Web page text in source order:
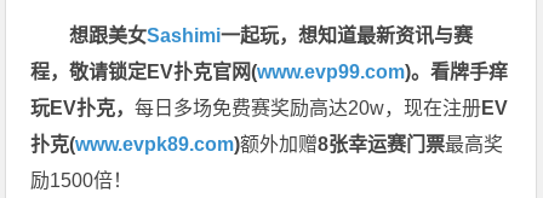
想跟美女Sashimi一起玩，想知道最新资讯与赛
程，敬请锁定EV扑克官网(www.evp99.com)。看牌手痒
玩EV扑克，每日多场免费赛奖励高达20w，现在注册EV
扑克(www.evpk89.com)额外加赠8张幸运赛门票最高奖
励1500倍！